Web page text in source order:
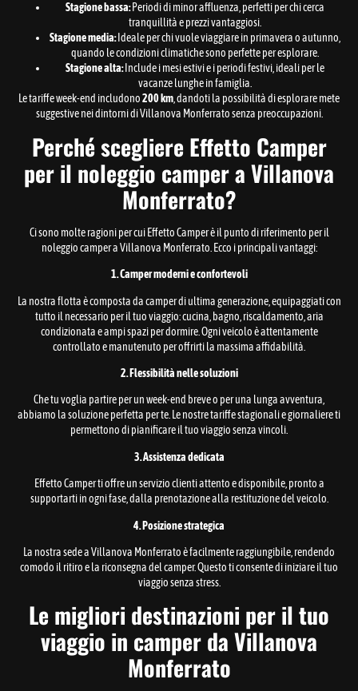
Stagione bassa:Periodi di minor affluenza, perfetti per chi cerca
tranquillità e prezzi vantaggiosi.
Stagione media:Ideale per chi vuole viaggiare in primavera o autunno,
quando le condizioni climatiche sono perfette per esplorare.
Stagione alta:Include i mesi estivi e i periodi festivi, ideali per le
vacanze lunghe in famiglia.
Le tariffe week-end includono200 km, dandoti la possibilità di esplorare mete
suggestive nei dintorni di Villanova Monferrato senza preoccupazioni.
Perché scegliere Effetto Camper
per il noleggio camper a Villanova
Monferrato?
Ci sono molte ragioni per cui Effetto Camper è il punto di riferimento per il
noleggio camper a Villanova Monferrato. Ecco i principali vantaggi:
1. Camper moderni e confortevoli
La nostra flotta è composta da camper di ultima generazione, equipaggiati con
tutto il necessario per il tuo viaggio: cucina, bagno, riscaldamento, aria
condizionata e ampi spazi per dormire. Ogni veicolo è attentamente
controllato e manutenuto per offrirti la massima affidabilità.
2. Flessibilità nelle soluzioni
Che tu voglia partire per un week-end breve o per una lunga avventura,
abbiamo la soluzione perfetta per te. Le nostre tariffe stagionali e giornaliere ti
permettono di pianificare il tuo viaggio senza vincoli.
3. Assistenza dedicata
Effetto Camper ti offre un servizio clienti attento e disponibile, pronto a
supportarti in ogni fase, dalla prenotazione alla restituzione del veicolo.
4. Posizione strategica
La nostra sede a Villanova Monferrato è facilmente raggiungibile, rendendo
comodo il ritiro e la riconsegna del camper. Questo ti consente di iniziare il tuo
viaggio senza stress.
Le migliori destinazioni per il tuo
viaggio in camper da Villanova
Monferrato